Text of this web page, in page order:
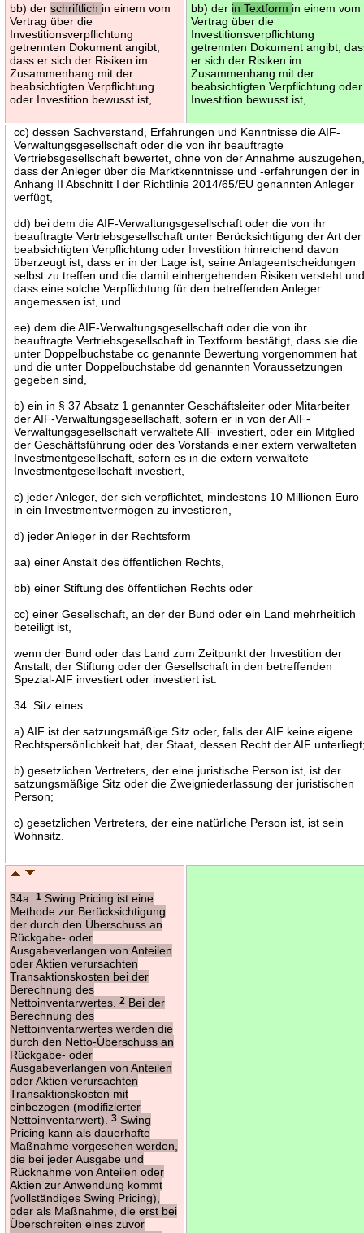
bb) derschriftlich in einem vom
Vertrag über die
Investitionsverpflichtung
getrennten Dokument angibt,
dass er sich der Risiken im
Zusammenhang mit der
beabsichtigten Verpflichtung
oder Investition bewusst ist,
bb) der in Textform in einem vom
Vertrag über die
Investitionsverpflichtung
getrennten Dokument angibt,
er sich der Risiken im
Zusammenhang mit der
beabsichtigten Verpflichtung oder
Investition bewusst ist,
cc) dessen Sachverstand, Erfahrungen und Kenntnisse die AIF-
Verwaltungsgesellschaft oder die von ihr beauftragte
Vertriebsgesellschaft bewertet, ohne von der Annahme
dass der Anleger über die Marktkenntnisse und -erfahrungen der in
Anhang II Abschnitt I der Richtlinie 2014/65/EU genannten Anleger
verfügt,
dd) bei dem die AIF-Verwaltungsgesellschaft oder die von ihr
beauftragte Vertriebsgesellschaft unter Berücksichtigung der Art der
beabsichtigten Verpflichtung oder Investition hinreichend davon
überzeugt ist, dass er in der Lage ist, seine Anlageentscheidungen
selbst zu treffen und die damit einhergehenden Risiken versteht
dass eine solche Verpflichtung für den betreffenden Anleger
angemessen ist, und
ee) dem die AIF-Verwaltungsgesellschaft oder die von ihr
beauftragte Vertriebsgesellschaft in Textform bestätigt, dass sie die
unter Doppelbuchstabe cc genannte Bewertung vorgenommen hat
und die unter Doppelbuchstabe dd genannten Voraussetzungen
gegeben sind,
b) ein in § 37 Absatz 1 genannter Geschäftsleiter oder Mitarbeiter
der AIF-Verwaltungsgesellschaft, sofern er in von der AIF-
Verwaltungsgesellschaft verwaltete AIF investiert, oder ein Mitglied
der Geschäftsführung oder des Vorstands einer extern verwalteten
Investmentgesellschaft, sofern es in die extern verwaltete
Investmentgesellschaft investiert,
c) jeder Anleger, der sich verpflichtet, mindestens 10 Millionen Euro
in ein Investmentvermögen zu investieren,
d) jeder Anleger in der Rechtsform
aa) einer Anstalt des öffentlichen Rechts,
bb) einer Stiftung des öffentlichen Rechts oder
cc) einer Gesellschaft, an der der Bund oder ein Land mehrheitlich
beteiligt ist,
wenn der Bund oder das Land zum Zeitpunkt der Investition der
Anstalt, der Stiftung oder der Gesellschaft in den betreffenden
Spezial-AIF investiert oder investiert ist.
34. Sitz eines
a) AIF ist der satzungsmäßige Sitz oder, falls der AIF keine eigene
Rechtspersönlichkeit hat, der Staat, dessen Recht der AIF
b) gesetzlichen Vertreters, der eine juristische Person ist, ist der
satzungsmäßige Sitz oder die Zweigniederlassung der juristischen
Person;
c) gesetzlichen Vertreters, der eine natürliche Person ist, ist sein
Wohnsitz.
34a.1 Swing Pricing ist eine
Methode zur Berücksichtigung
der durch den Überschuss an
Rückgabe- oder
Ausgabeverlangen von Anteilen
oder Aktien verursachten
Transaktionskosten bei der
Berechnung des
Nettoinventarwertes.2 Bei der
Berechnung des
Nettoinventarwertes werden die
durch den Netto-Überschuss an
Rückgabe- oder
Ausgabeverlangen von Anteilen
oder Aktien verursachten
Transaktionskosten mit
einbezogen (modifizierter
Nettoinventarwert).3 Swing
Pricing kann als dauerhafte
Maßnahme vorgesehen werden,
die bei jeder Ausgabe und
Rücknahme von Anteilen oder
Aktien zur Anwendung kommt
(vollständiges Swing Pricing),
oder als Maßnahme, die erst bei
Überschreiten eines zuvor